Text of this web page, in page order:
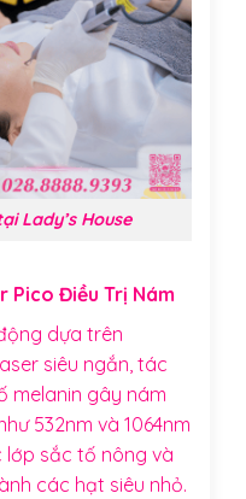
Lady’s House
Pico Điều Trị Nám
dựa trên
siêu ngắn, tác
melanin gây nám
532nm và 1064nm
lớp sắc tố nông và
các hạt siêu nhỏ.